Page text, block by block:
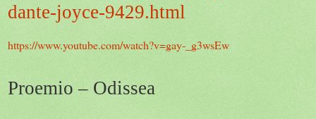
dante-joyce-9429.html
https://www.youtube.com/watch?v=gay-_g3wsEw
Proemio – Odissea